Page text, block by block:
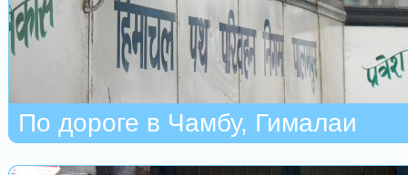
По дороге в Чамбу, Гималаи